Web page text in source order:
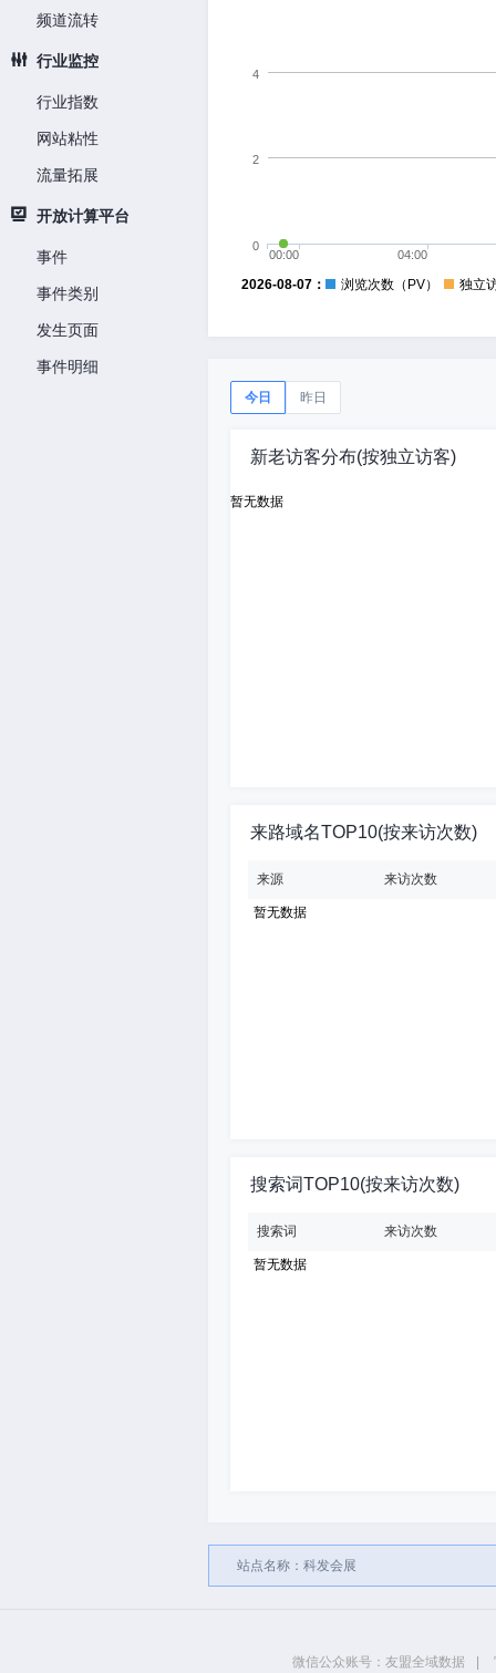
频道流转
行业监控
行业指数
网站粘性
流量拓展
开放计算平台
事件
事件类别
发生页面
事件明细
00:00 04:00
0
2
4
2026-08-07： 浏览次数（PV） 独立
今日 昨日
新老访客分布(按独立访客)
暂无数据
来路域名TOP10(按来访次数)
来源 来访次数
暂无数据
搜索词TOP10(按来访次数)
搜索词 来访次数
暂无数据
站点名称：科发会展
微信公众账号：友盟全域数据